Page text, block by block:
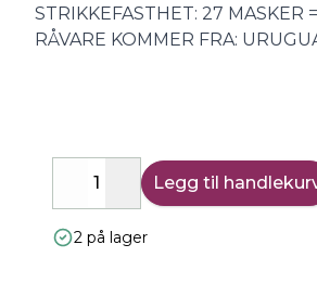
STRIKKEFASTHET: 27 MASKER
RÅVARE KOMMER FRA:
DecreaseIncrease
Legg til
2 på lager